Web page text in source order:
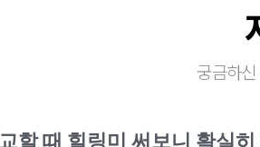
궁금하
할 때 힐링미 써보니 확실